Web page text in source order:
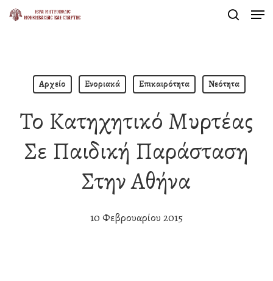
Skip
Αρχείο Ενοριακά Επικαιρότητα Νεότητα
Το Κατηχητικό Μυρτέας
Σε Παιδική Παράσταση
Στην Αθήνα
10 Φεβρουαρίου 2015